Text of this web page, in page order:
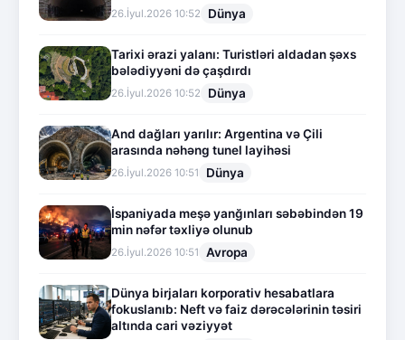
26.İyul.2026 10:52 Dünya
Tarixi ərazi yalanı: Turistləri aldadan şəxs
bələdiyyəni də çaşdırdı
26.İyul.2026 10:52 Dünya
And dağları yarılır: Argentina və Çili
arasında nəhəng tunel layihəsi
26.İyul.2026 10:51 Dünya
İspaniyada meşə yanğınları səbəbindən 19
min nəfər təxliyə olunub
26.İyul.2026 10:51 Avropa
Dünya birjaları korporativ hesabatlara
fokuslanıb: Neft və faiz dərəcələrinin təsiri
altında cari vəziyyət